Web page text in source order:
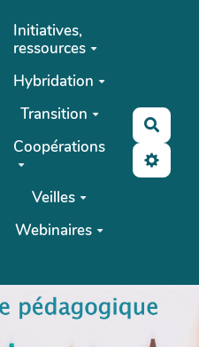
Initiatives,
ressources
Hybridation
Transition
Coopérations
Veilles
Webinaires